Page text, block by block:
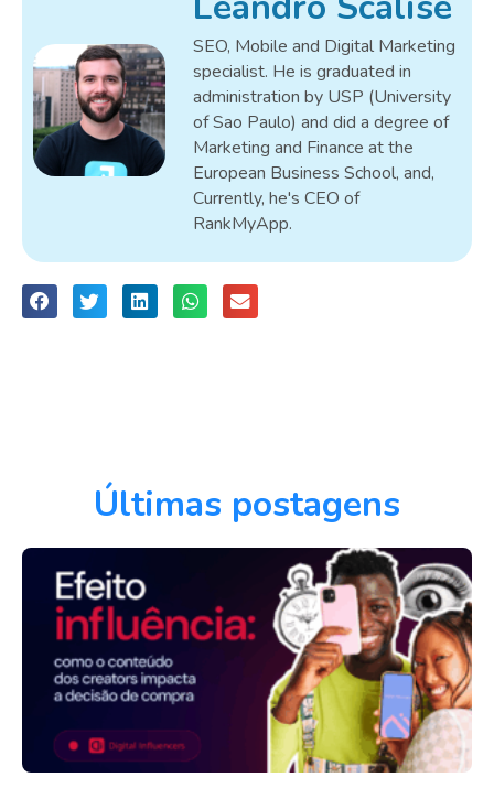
SEO, Mobile and Digital Marketing
specialist. He is graduated in
administration by USP (University
of Sao Paulo) and did a degree of
Marketing and Finance at the
European Business School, and,
Currently, he's CEO of
RankMyApp.
Últimas postagens